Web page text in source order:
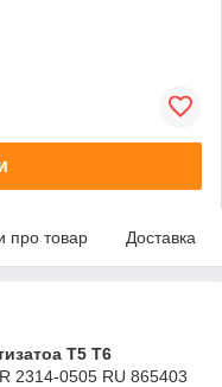
про товар Доставка
T5 T6
2314-0505 RU 865403